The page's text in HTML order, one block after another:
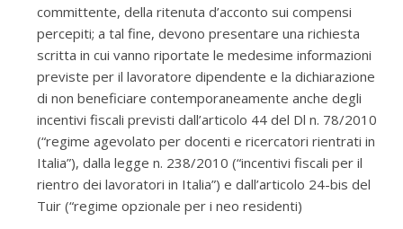
committente, della ritenuta d’acconto sui compensi
percepiti; a tal fine, devono presentare una richiesta
scritta in cui vanno riportate le medesime informazioni
previste per il lavoratore dipendente e la dichiarazione
di non beneficiare contemporaneamente anche degli
incentivi fiscali previsti dall’articolo 44 del Dl n. 78/2010
(“regime agevolato per docenti e ricercatori rientrati in
Italia”), dalla legge n. 238/2010 (“incentivi fiscali per il
rientro dei lavoratori in Italia”) e dall’articolo 24-bis del
Tuir (“regime opzionale per i neo residenti)